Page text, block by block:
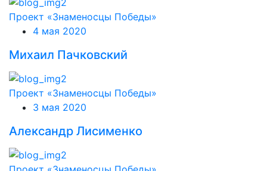
Проект «Знаменосцы Победы»
4 мая 2020
Михаил Пачковский
Проект «Знаменосцы Победы»
3 мая 2020
Александр Лисименко